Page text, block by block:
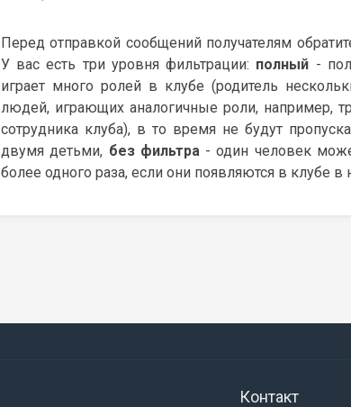
Перед отправкой сообщений получателям
У вас есть три уровня фильтрации: полный -
играет много ролей в клубе (родитель
людей, играющих аналогичные роли, например,
сотрудника клуба), в то время не будут
двумя детьми, без фильтра- один человек
более одного раза, если они появляются в клубе в
Контакт